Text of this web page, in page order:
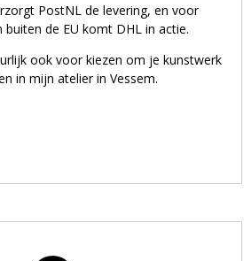
PostNL de levering, en voor
buiten de EU komt DHL in actie.
ook voor kiezen om je kunstwerk
in mijn atelier in Vessem.